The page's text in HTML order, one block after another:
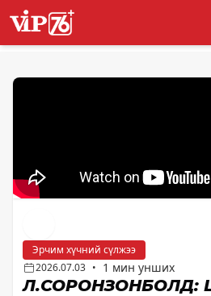
Эрчим хүчний сүлжээ
2026.07.03 • 1 мин унших
Л.СОРОНЗОНБОЛД: